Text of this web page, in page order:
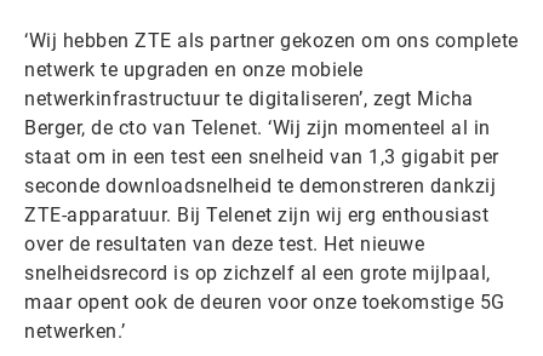
‘Wij hebben ZTE als partner gekozen om ons complete
netwerk te upgraden en onze mobiele
netwerkinfrastructuur te digitaliseren’, zegt Micha
Berger, de cto van Telenet. ‘Wij zijn momenteel al in
staat om in een test een snelheid van 1,3 gigabit per
seconde downloadsnelheid te demonstreren dankzij
ZTE-apparatuur. Bij Telenet zijn wij erg enthousiast
over de resultaten van deze test. Het nieuwe
snelheidsrecord is op zichzelf al een grote mijlpaal,
maar opent ook de deuren voor onze toekomstige 5G
netwerken.’